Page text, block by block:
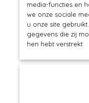
media-functies en
we onze sociale
u onze site
gegevens die zij
hen hebt verstrekt.